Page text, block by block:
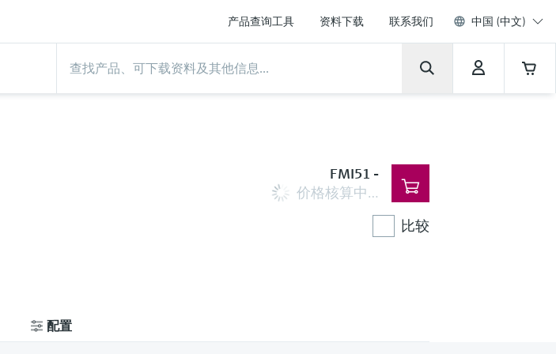
产品查询工具 资料下载 联系我们 中国 (中文)
FMI51 -
价格核算中…
比较
配置